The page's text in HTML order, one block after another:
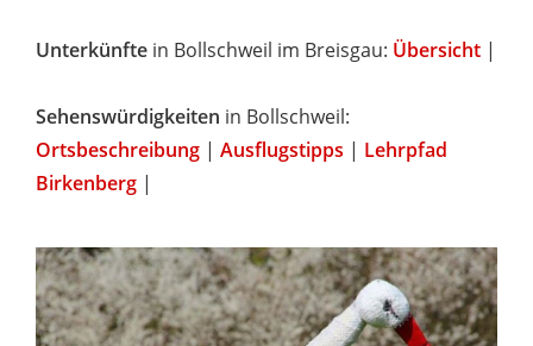
Unterkünfte in Bollschweil im Breisgau: Übersicht |
Sehenswürdigkeiten in Bollschweil:
Ortsbeschreibung | Ausflugstipps | Lehrpfad
Birkenberg |